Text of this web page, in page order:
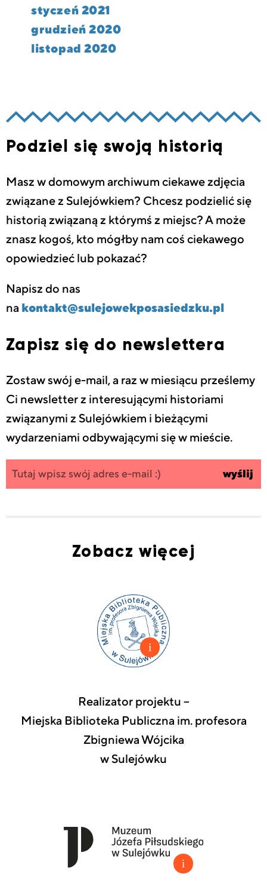
styczeń 2021
grudzień 2020
listopad 2020
Podziel się swoją historią
Masz w domowym archiwum ciekawe zdjęcia
związane z Sulejówkiem? Chcesz podzielić się
historią związaną z którymś z miejsc? A może
znasz kogoś, kto mógłby nam coś ciekawego
opowiedzieć lub pokazać?
Napisz do nas
na kontakt@sulejowekposasiedzku.pl
Zapisz się do newslettera
Zostaw swój e-mail, a raz w miesiącu prześlemy
Ci newsletter z interesującymi historiami
związanymi z Sulejówkiem i bieżącymi
wydarzeniami odbywającymi się w mieście.
Zapisz się
do
wpisz
swój
wyślij
Zobacz więcej
Realizator projektu –
Miejska Biblioteka Publiczna im. profesora
Zbigniewa Wójcika
w Sulejówku